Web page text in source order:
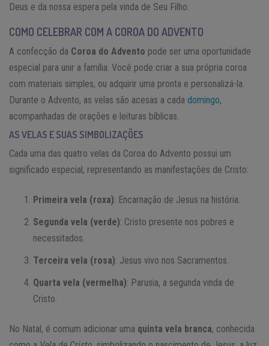
Deus e da nossa espera pela vinda de Seu Filho.
COMO CELEBRAR COM A COROA DO ADVENTO
A confecção da Coroa do Advento pode ser uma oportunidade
especial para unir a família. Você pode criar a sua própria coroa
com materiais simples, ou adquirir uma pronta e personalizá-la.
Durante o Advento, as velas são acesas a cada domingo,
acompanhadas de orações e leituras bíblicas.
AS VELAS E SUAS SIMBOLIZAÇÕES
Cada uma das quatro velas da Coroa do Advento possui um
significado especial, representando as manifestações de Cristo:
Primeira vela (roxa): Encarnação de Jesus na história.
Segunda vela (verde): Cristo presente nos pobres e
necessitados.
Terceira vela (rosa): Jesus vivo nos Sacramentos.
Quarta vela (vermelha): Parusia, a segunda vinda de
Cristo.
No Natal, é comum adicionar uma quinta vela branca, conhecida